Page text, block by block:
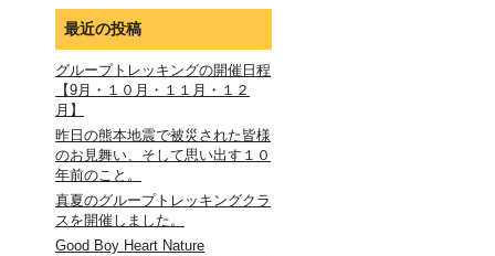
最近の投稿
グループトレッキングの開催日程
【9月・１０月・１１月・１２
月】
昨日の熊本地震で被災された皆様
のお見舞い、そして思い出す１０
年前のこと。
真夏のグループトレッキングクラ
スを開催しました。
Good Boy Heart Nature